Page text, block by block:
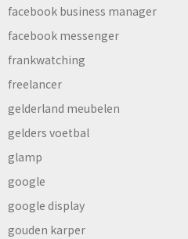
facebook business manager
facebook messenger
frankwatching
freelancer
gelderland meubelen
gelders voetbal
glamp
google
google display
gouden karper